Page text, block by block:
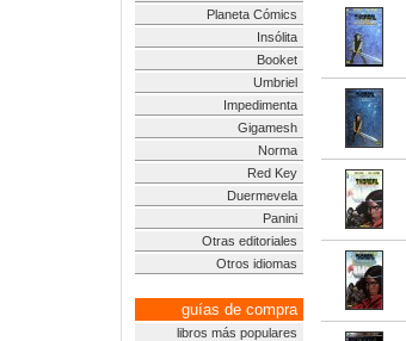
Planeta Cómics
Insólita
Booket
Umbriel
Impedimenta
Gigamesh
Norma
Red Key
Duermevela
Panini
Otras editoriales
Otros idiomas
guías de compra
libros más populares